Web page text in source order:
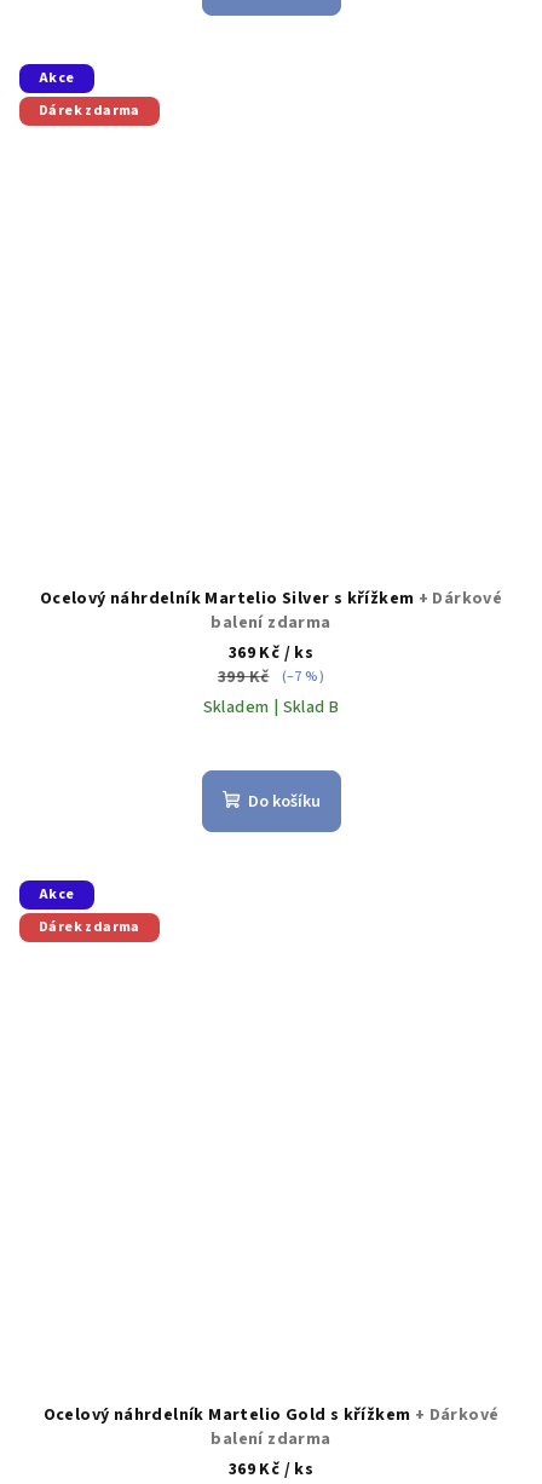
Akce
Dárek zdarma
Ocelový náhrdelník Martelio Silver s křížkem + Dárkové
balení zdarma
369 Kč / ks
399 Kč
(–7 %)
Skladem | Sklad B
Do košíku
Akce
Dárek zdarma
Ocelový náhrdelník Martelio Gold s křížkem + Dárkové
balení zdarma
369 Kč / ks